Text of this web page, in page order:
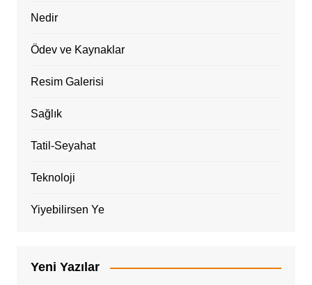
Nedir
Ödev ve Kaynaklar
Resim Galerisi
Sağlık
Tatil-Seyahat
Teknoloji
Yiyebilirsen Ye
Yeni Yazılar